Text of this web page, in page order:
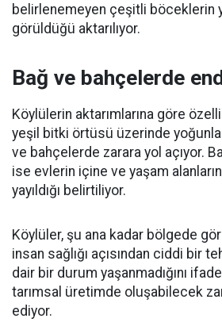
belirlenemeyen çeşitli böceklerin
görüldüğü aktarılıyor.
Bağ ve bahçelerde
Köylülerin aktarımlarına göre
yeşil bitki örtüsü üzerinde
ve bahçelerde zarara yol açıyor.
ise evlerin içine ve yaşam
yayıldığı belirtiliyor.
Köylüler, şu ana kadar bölgede
insan sağlığı açısından ciddi bir
dair bir durum yaşanmadığını
tarımsal üretimde oluşabilecek
ediyor.